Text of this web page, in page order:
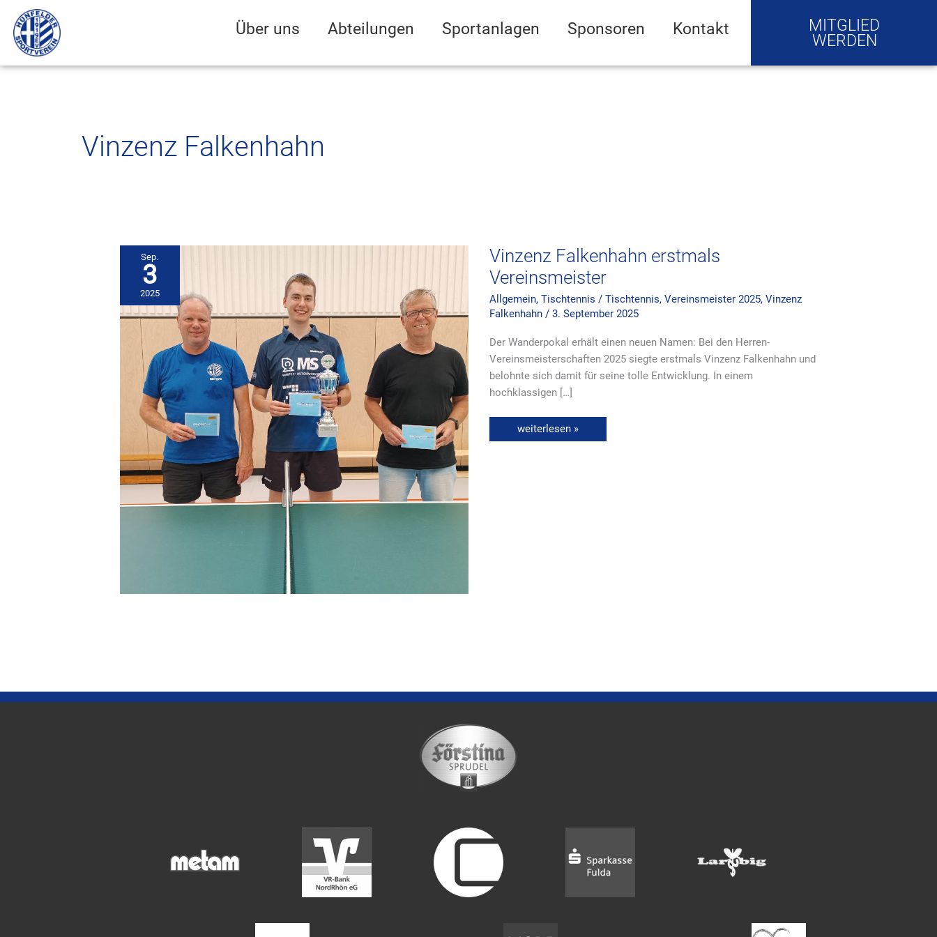
Inhalt
springen
Über uns Abteilungen Sportanlagen Sponsoren Kontakt
MITGLIED
WERDEN
Vinzenz Falkenhahn
Sep.
3
2025
Vinzenz Falkenhahn erstmals
Vereinsmeister
Allgemein, Tischtennis / Tischtennis, Vereinsmeister 2025, Vinzenz
Falkenhahn / 3. September 2025
Der Wanderpokal erhält einen neuen Namen: Bei den Herren-
Vereinsmeisterschaften 2025 siegte erstmals Vinzenz Falkenhahn und
belohnte sich damit für seine tolle Entwicklung. In einem
hochklassigen […]
weiterlesen »